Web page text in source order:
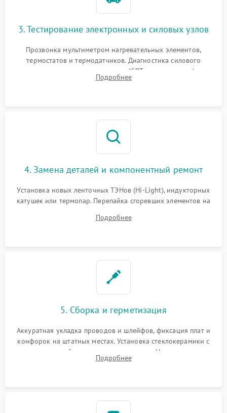
3. Тестирование электронных и силовых узлов
Прозвонка мультиметром нагревательных элементов,
термостатов и термодатчиков. Диагностика силового
модуля, реле, диодных мостов и IGBT-транзисторов (для
индукции). Проверка кранов и газ-контроля (для газовых
Подробнее
4. Замена деталей и компонентный ремонт
Установка новых ленточных ТЭНов (Hi-Light), индукторных
катушек или термопар. Перепайка сгоревших элементов на
дорожек. Очистка контактов и замена поврежденной
Подробнее
5. Сборка и герметизация
Аккуратная укладка проводов и шлейфов, фиксация плат и
конфорок на штатных местах. Установка стеклокерамики с
проверкой равномерности зазоров. Нанесение
термостойкого герметика или укладка уплотнительной
Подробнее